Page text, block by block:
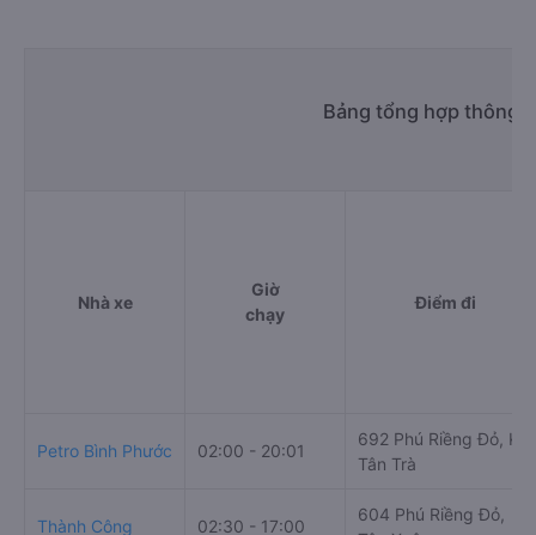
Bảng tổng hợp thông
Nhà xe
Giờ
chạy
Điểm đi
Petro Bình Phước 02:00 - 20:01
692 Phú Riềng Đỏ, KP
Tân Trà
Thành Công 02:30 - 17:00
604 Phú Riềng Đỏ,